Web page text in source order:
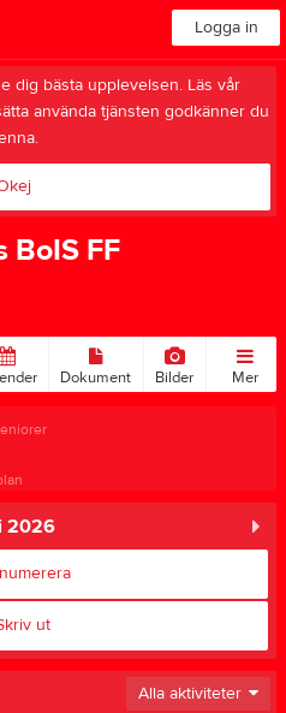
Logga in
dig bästa upplevelsen. Läs vår
använda tjänsten godkänner du
BoIS FF
Dokument Bilder Mer
2026
ut
Alla aktiviteter